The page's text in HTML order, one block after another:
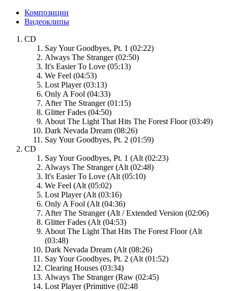
Композиции
Видеоклипы
CD
Say Your Goodbyes, Pt. 1 (02:22)
Always The Stranger (02:50)
It's Easier To Love (05:13)
We Feel (04:53)
Lost Player (03:13)
Only A Fool (04:33)
After The Stranger (01:15)
Glitter Fades (04:50)
About The Light That Hits The Forest Floor (03:49)
Dark Nevada Dream (08:26)
Say Your Goodbyes, Pt. 2 (01:59)
CD
Say Your Goodbyes, Pt. 1 (Alt (02:23)
Always The Stranger (Alt (02:48)
It's Easier To Love (Alt (05:10)
We Feel (Alt (05:02)
Lost Player (Alt (03:16)
Only A Fool (Alt (04:36)
After The Stranger (Alt / Extended Version (02:06)
Glitter Fades (Alt (04:53)
About The Light That Hits The Forest Floor (Alt
(03:48)
Dark Nevada Dream (Alt (08:26)
Say Your Goodbyes, Pt. 2 (Alt (01:52)
Clearing Houses (03:34)
Always The Stranger (Raw (02:45)
Lost Player (Primitive (02:48